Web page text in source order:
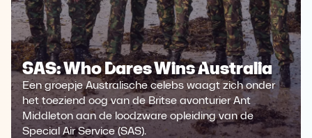
Safari Download
Microsoft Edge Download
Opera Download
SAS: Who Dares Wins Australia
Een groepje Australische celebs waagt zich onder
het toeziend oog van de Britse avonturier Ant
Middleton aan de loodzware opleiding van de
Special Air Service (SAS).